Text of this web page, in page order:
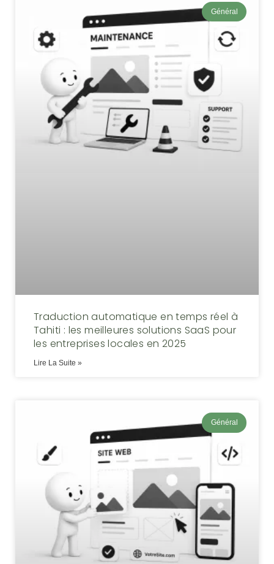
Général
Traduction automatique en temps réel à
Tahiti : les meilleures solutions SaaS pour
les entreprises locales en 2025
Lire La Suite »
Général